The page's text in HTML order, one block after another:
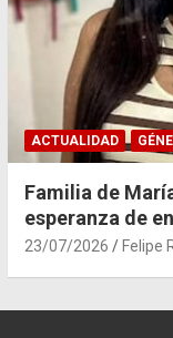
ACTUALIDAD
Familia de
esperanza de
23/07/2026 Felipe